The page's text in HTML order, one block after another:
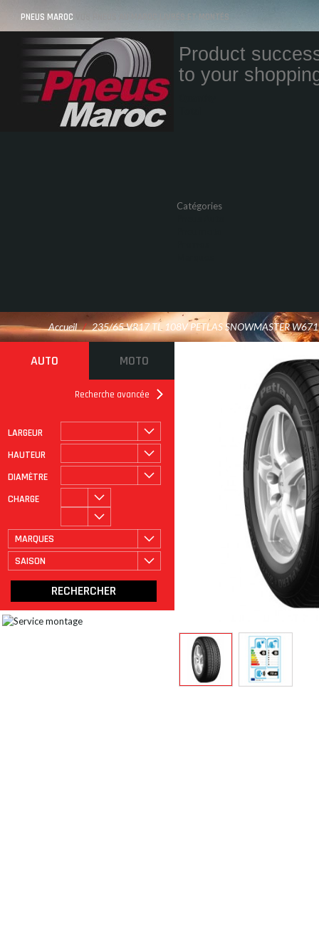
PNEUS MAROC VOS PNEUS AU MAROC LIVRÉS ET MONTÉS
Product
to your
Catégories
Accueil / 235/65 VR17 TL 108V PETLAS SNOWMASTER W671
AUTO MOTO
Recherche avancée
LARGEUR
HAUTEUR
DIAMÈTRE
CHARGE
MARQUES
SAISON
ROULAGE À PLAT